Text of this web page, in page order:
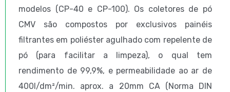
modelos (CP-40 e CP-100). Os coletores de pó
CMV são compostos por exclusivos painéis
filtrantes em poliéster agulhado com repelente de
pó (para facilitar a limpeza), o qual tem
rendimento de 99,9%, e permeabilidade ao ar de
400l/dm²/min. aprox. a 20mm CA (Norma DIN